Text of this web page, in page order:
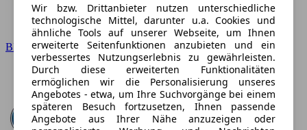
BMW
Wir bzw. Drittanbieter nutzen unterschiedliche
technologische Mittel, darunter u.a. Cookies und
ähnliche Tools auf unserer Webseite, um Ihnen
erweiterte Seitenfunktionen anzubieten und ein
verbessertes Nutzungserlebnis zu gewährleisten.
Durch diese erweiterten Funktionalitäten
ermöglichen wir die Personalisierung unseres
Angebotes - etwa, um Ihre Suchvorgänge bei einem
späteren Besuch fortzusetzen, Ihnen passende
Angebote aus Ihrer Nähe anzuzeigen oder